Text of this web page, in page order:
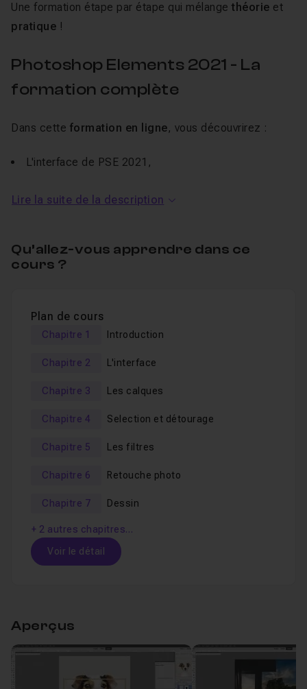
Une formation étape par étape qui mélange théorie et
pratique !
Photoshop Elements 2021 - La
formation complète
Dans cette formation en ligne, vous découvrirez :
L'interface de PSE 2021,
Comment détourer des objets et des personnages,
Les outils de retouchephoto,
Les outils de dessin,
QCM
vous permet de valider vos connaissances en
Si vous souhaitez plus d'exercices de Photomontage,
photomontage
Lire la suite de la description
Qu’allez-vous apprendre dans ce
cours ?
Plan de cours
Chapitre 1 Introduction
Chapitre 2 L'interface
Chapitre 3 Les calques
Chapitre 4 Selection et détourage
Chapitre 5 Les filtres
Chapitre 6 Retouche photo
Chapitre 7 Dessin
+ 2 autres chapitres…
Voir le détail
Leçon 1 Avant-Propos Voir
Aperçus